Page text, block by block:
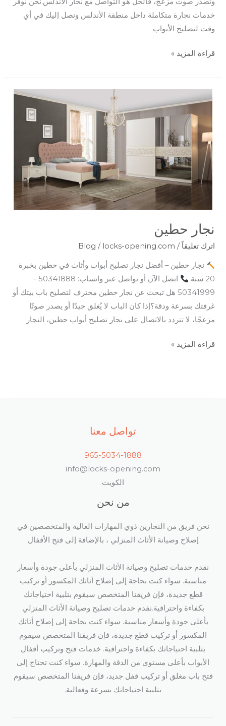
خدمات نجارة متكاملة داخل منطقة الأندلس ونصل إليك في أي
وقت لتصليح الأبواب
قراءة المزيد »
نجار حطين
اترك تعليقاً /
Blog / locks-opening.com
نجار حطين – أفضل نجار تصليح أبواب وأثاث في حطين بخبرة
20 سنة
اتصل الآن أو تواصل عبر واتساب: 50341888 –
50341999 هل تبحث عن نجار حطين محترف لتصليح باب بيتك أو
غرفتك بسرعة ودقة؟إذا كان الباب لا يُغلق جيدًا أو يصدر صوتًا
مزعجًا، لا تتردد بالاتصال على نجار تصليح أبواب حطين، النجار
نجار
قراءة المزيد »
تواصل معنا
965-5034-1888
info@locks-opening.com
الكويت
من نحن
نحن فريق من النجارين ذوي المهارات العالية والمتخصصين في
إصلاح وصيانة الأثاث المنزلي ، بالإضافة إلى فتح الأقفال​
نقدم خدمات تصليح وصيانة الأثاث المنزلي بأعلى جودة وأسعار
مناسبة. سواء كنت بحاجة إلى إصلاح أثاثك المكسور أو تركيب
قطع جديدة، فإن فريقنا المتخصص سيقوم بتلبية احتياجاتك
بكفاءة واحترافية.نقدم خدمات تصليح وصيانة الأثاث المنزلي
بأعلى جودة وأسعار مناسبة. سواء كنت بحاجة إلى إصلاح أثاثك
المكسور أو تركيب قطع جديدة، فإن فريقنا المتخصص سيقوم
بتلبية احتياجاتك بكفاءة واحترافية. خدمات فتح وتركيب أقفال
الأبواب بأعلى مستوى من الدقة والمهارة. سواء كنت تحتاج إلى
فتح باب مغلق أو تركيب قفل جديد، فإن فريقنا المتخصص سيقوم
بتلبية احتياجاتك بسرعة وفعالية.